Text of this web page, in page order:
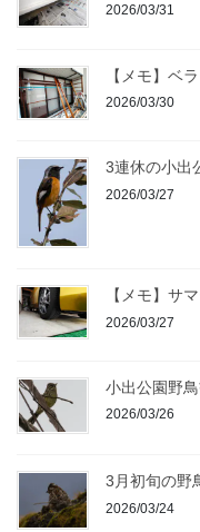
2026/03/31
【メモ】ベ
2026/03/30
3連休の小出
2026/03/27
【メモ】サ
2026/03/27
小出公園野
2026/03/26
3月初旬の野
2026/03/24